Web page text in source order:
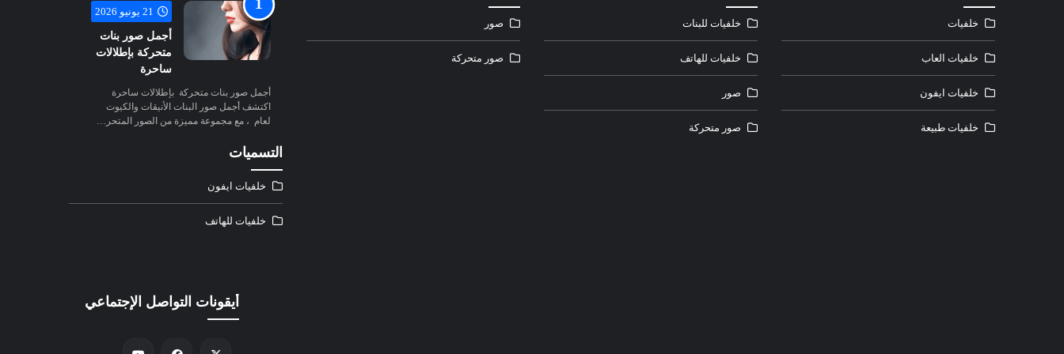
خلفيات
خلفيات العاب
خلفيات ايفون
خلفيات طبيعة
خلفيات للبنات
خلفيات للهاتف
صور
صور متحركة
صور
صور متحركة
21 يونيو 2026
أجمل صور بنات
متحركة بإطلالات
ساحرة
أجمل صور بنات متحركة بإطلالات ساحرة
اكتشف أجمل صور البنات الأنيقات والكيوت
لعام ، مع مجموعة مميزة من الصور المتحر…
التسميات
خلفيات ايفون
خلفيات للهاتف
أيقونات التواصل الإجتماعي